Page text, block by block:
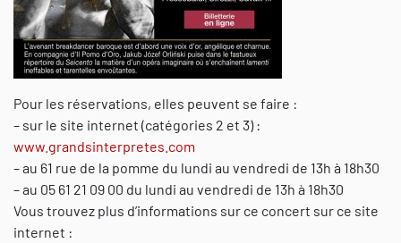
Pour les réservations, elles peuvent se faire :
– sur le site internet (catégories 2 et 3) :
www.grandsinterpretes.com
– au 61 rue de la pomme du lundi au vendredi de 13h à 18h30
– au 05 61 21 09 00 du lundi au vendredi de 13h à 18h30
Vous trouvez plus d’informations sur ce concert sur ce site
internet :